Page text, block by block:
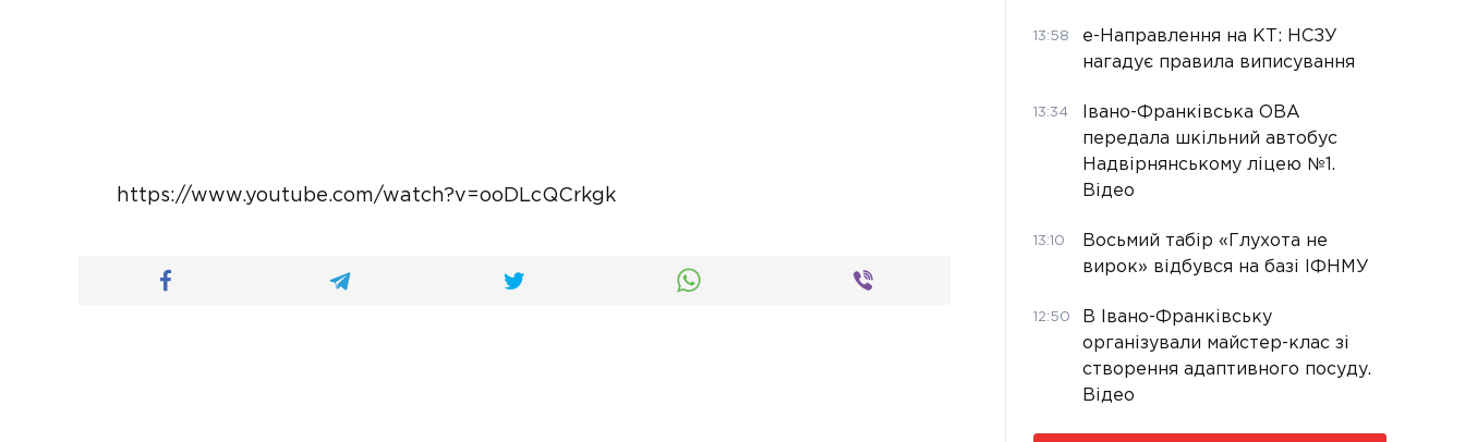
https://www.youtube.com/watch?v=ooDLcQCrkgk
13:58
е-Направлення на КТ: НСЗУ
нагадує правила виписування
13:34
Івано-Франківська ОВА
передала шкільний автобус
Надвірнянському ліцею №1.
Відео
13:10
Восьмий табір «Глухота не
вирок» відбувся на базі ІФНМУ
12:50
В Івано-Франківську
організували майстер-клас зі
створення адаптивного посуду.
Відео